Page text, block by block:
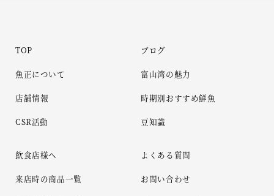
TOP
魚正について
店舗情報
CSR活動
ブログ
富山湾の魅力
時期別おすすめ鮮魚
豆知識
飲食店様へ
来店時の商品一覧
よくある質問
お問い合わせ